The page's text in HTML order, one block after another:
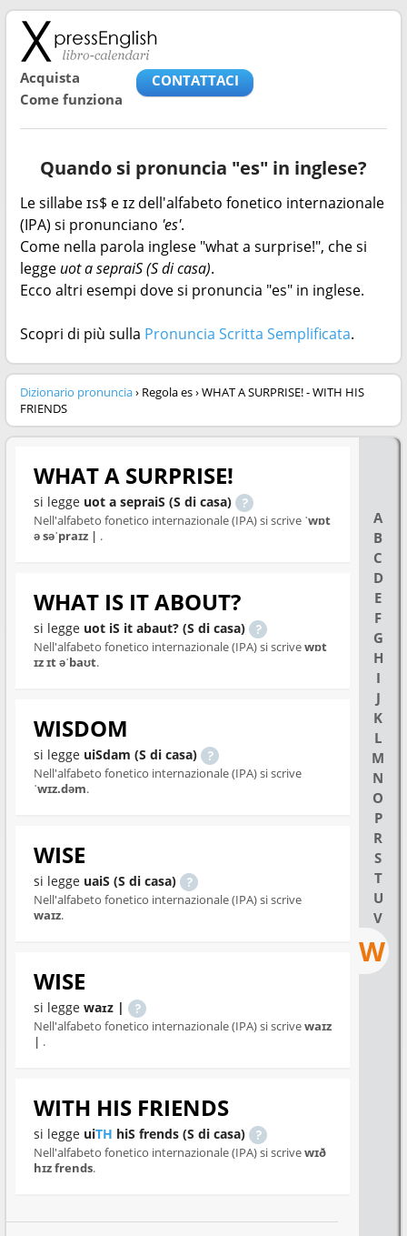
Acquista
Come funziona
CONTATTACI
Quando si pronuncia "es" in inglese?
Le sillabe ɪs$ e ɪz dell'alfabeto fonetico internazionale
(IPA) si pronunciano 'es'.
Come nella parola inglese "what a surprise!", che si
legge uot a sepraiS (S di casa).
Ecco altri esempi dove si pronuncia "es" in inglese.
Scopri di più sulla Pronuncia Scritta Semplificata.
Dizionario pronuncia› Regola es › WHAT A SURPRISE! - WITH HIS
FRIENDS
A
B
C
D
E
F
G
H
I
J
K
L
M
N
O
P
R
S
T
U
V
W
WHAT A SURPRISE!
si legge uot a sepraiS (S di casa)
Nell'alfabeto fonetico internazionale (IPA) si scrive ˈwɒt
ə səˈpraɪz | .
WHAT IS IT ABOUT?
si legge uot iS it abaut? (S di casa)
Nell'alfabeto fonetico internazionale (IPA) si scrivewɒt
ɪz ɪt əˈbaʊt.
WISDOM
si legge uiSdam (S di casa)
Nell'alfabeto fonetico internazionale (IPA) si scrive
ˈwɪz.dəm.
WISE
si legge uaiS (S di casa)
Nell'alfabeto fonetico internazionale (IPA) si scrive
waɪz.
WISE
si legge waɪz |
Nell'alfabeto fonetico internazionale (IPA) si scrivewaɪz
| .
WITH HIS FRIENDS
si legge uiTH hiS frends (S di casa)
Nell'alfabeto fonetico internazionale (IPA) si scrivewɪð
hɪz frends.